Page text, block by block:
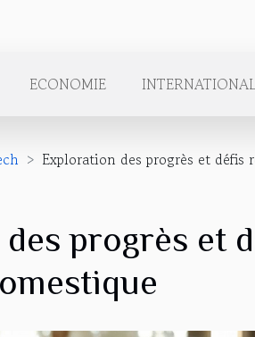
ECONOMIE
Exploration des progrès et défis
progrès et